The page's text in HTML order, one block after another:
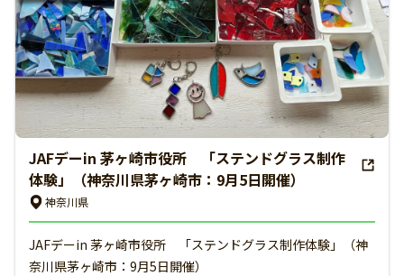
JAFデーin 茅ヶ崎市役所 「ステンドグラス制作
体験」（神奈川県茅ヶ崎市：9月5日開催）
神奈川県
JAFデーin 茅ヶ崎市役所 「ステンドグラス制作体験」（神
奈川県茅ヶ崎市：9月5日開催）